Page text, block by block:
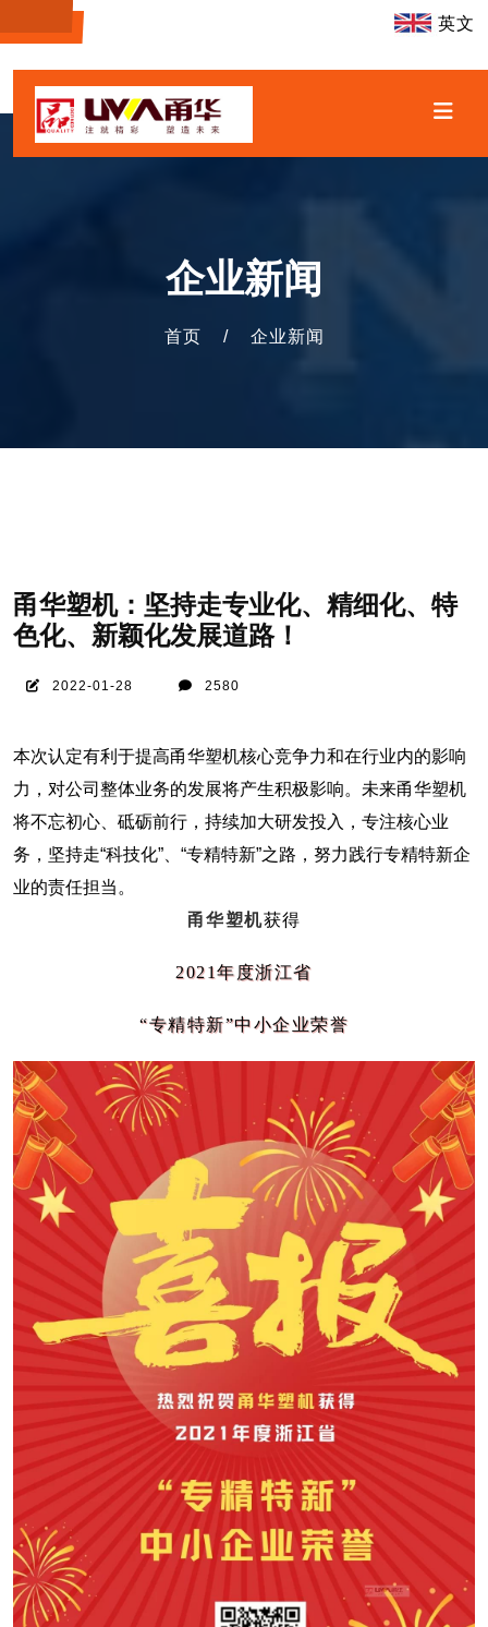
英文
企业新闻
首页 / 企业新闻
甬华塑机：坚持走专业化、精细化、特
色化、新颖化发展道路！
2022-01-28 2580
本次认定有利于提高甬华塑机核心竞争力和在行业内的影响
力，对公司整体业务的发展将产生积极影响。未来甬华塑机
将不忘初心、砥砺前行，持续加大研发投入，专注核心业
务，坚持走“科技化”、“专精特新”之路，努力践行专精特新企
业的责任担当。
甬华塑机获得
2021年度浙江省
“专精特新”中小企业荣誉